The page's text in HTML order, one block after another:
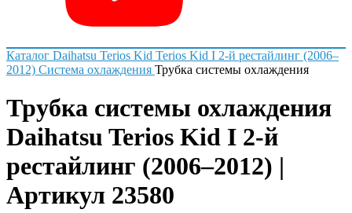
Каталог Daihatsu Terios Kid Terios Kid I 2-й рестайлинг (2006–
2012) Система охлаждения Трубка системы охлаждения
Трубка системы охлаждения
Daihatsu Terios Kid I 2-й
рестайлинг (2006–2012) |
Артикул 23580